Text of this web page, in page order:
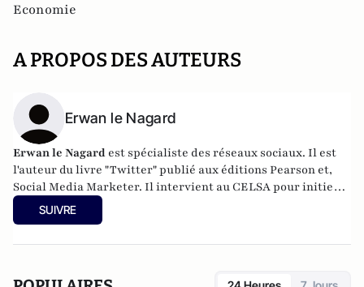
Economie
A PROPOS DES AUTEURS
Erwan le Nagard
Erwan le Nagard est spécialiste des réseaux sociaux. Il est
l'auteur du livre "Twitter" publié aux éditions Pearson et,
Social Media Marketer. Il intervient au CELSA pour initier
les étudiants aux médias numériques et à leur utilisation.
SUIVRE